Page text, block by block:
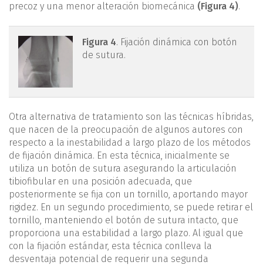
precoz y una menor alteración biomecánica (Figura 4).
figura4.png
Figura 4. Fijación dinámica con botón
de sutura.
Otra alternativa de tratamiento son las técnicas híbridas,
que nacen de la preocupación de algunos autores con
respecto a la inestabilidad a largo plazo de los métodos
de fijación dinámica. En esta técnica, inicialmente se
utiliza un botón de sutura asegurando la articulación
tibiofibular en una posición adecuada, que
posteriormente se fija con un tornillo, aportando mayor
rigidez. En un segundo procedimiento, se puede retirar el
tornillo, manteniendo el botón de sutura intacto, que
proporciona una estabilidad a largo plazo. Al igual que
con la fijación estándar, esta técnica conlleva la
desventaja potencial de requerir una segunda